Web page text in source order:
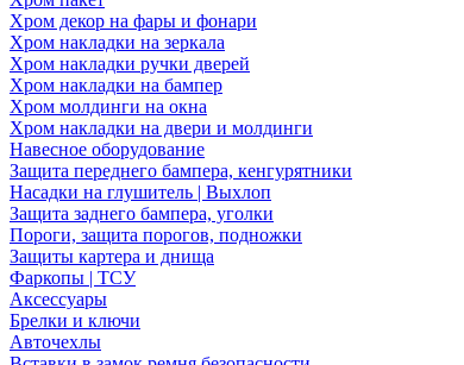
Хром декор на фары и фонари
Хром накладки на зеркала
Хром накладки ручки дверей
Хром накладки на бампер
Хром молдинги на окна
Хром накладки на двери и молдинги
Навесное оборудование
Защита переднего бампера, кенгурятники
Насадки на глушитель | Выхлоп
Защита заднего бампера, уголки
Пороги, защита порогов, подножки
Защиты картера и днища
Фаркопы | ТСУ
Аксессуары
Брелки и ключи
Авточехлы